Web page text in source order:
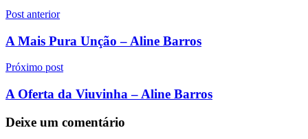
Navegação
de
Post anterior
A Mais Pura Unção – Aline Barros
Próximo post
A Oferta da Viuvinha – Aline Barros
Deixe um comentário